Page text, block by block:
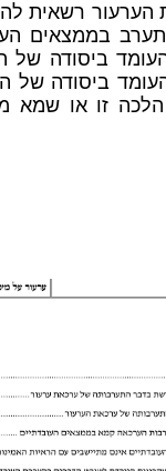
הערעור רשאית
בממצאים
ביסודה של
ביסודה של
זו או שמא